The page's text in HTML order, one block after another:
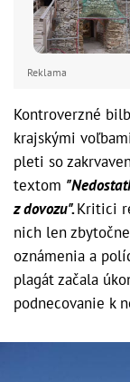
Reklama
Kontroverzné
krajskými
pleti so
textom
z dovozu".Kritici
nich len
oznámenia a
plagát začala
podnecovanie k